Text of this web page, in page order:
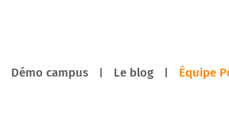
Démo campus Le blog
Équipe